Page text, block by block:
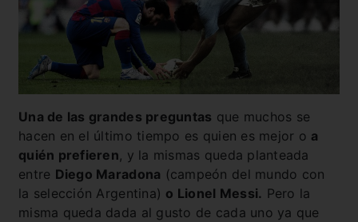
Una de las grandes preguntas que muchos se
hacen en el último tiempo es quien es mejor o a
quién prefieren, y la mismas queda planteada
entre Diego Maradona (campeón del mundo con
la selección Argentina) o Lionel Messi. Pero la
misma queda dada al gusto de cada uno ya que